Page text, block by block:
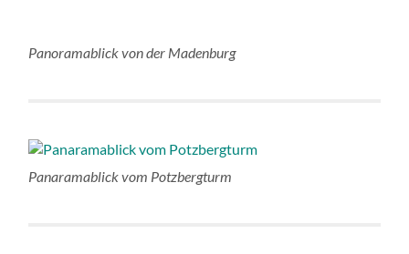
Panoramablick von der Madenburg
Panaramablick vom Potzbergturm